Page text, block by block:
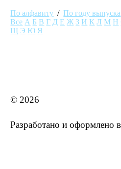
По алфавиту /По году выпуска
Все А Б В Г Д Е Ж З И К Л М Н
Щ Э Ю Я
© 2026
Разработано и